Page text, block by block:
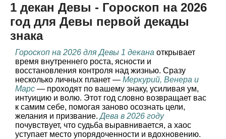
1 декан Девы - Гороскоп на 2026
год для Девы первой декады
знака
Гороскоп на 2026 для Девы 1 декана открывает
время внутреннего роста, ясности и
восстановления контроля над жизнью. Сразу
несколько личных планет — Меркурий, Венера и
Марс — проходят по вашему знаку, усиливая ум,
интуицию и волю. Этот год словно возвращает вас
к самим себе, помогая заново осознать цели,
желания и призвание.Дева в 2026 году
почувствует, что судьба выравнивается, а хаос
уступает место упорядоченности и вдохновению.